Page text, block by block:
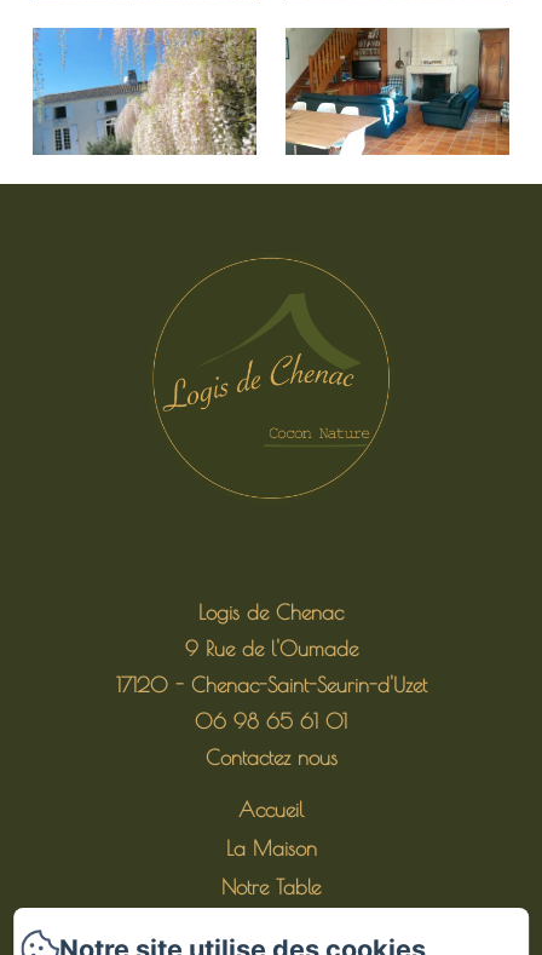
Logis de Chenac
9 Rue de l'Oumade
17120 - Chenac-Saint-Seurin-d'Uzet
06 98 65 61 01
Contactez nous
Accueil
La Maison
Notre Table